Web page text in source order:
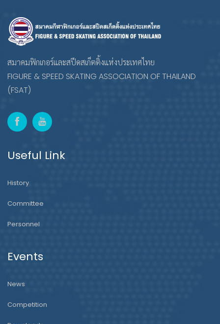
สมาคมฟิกเกอร์และสปีดสเก็ตติ้งแห่งประเทศไทย
FIGURE & SPEED SKATING ASSOCIATION OF THAILAND
(FSAT)
Useful Link
History
Committee
Personnel
Events
News
Competition